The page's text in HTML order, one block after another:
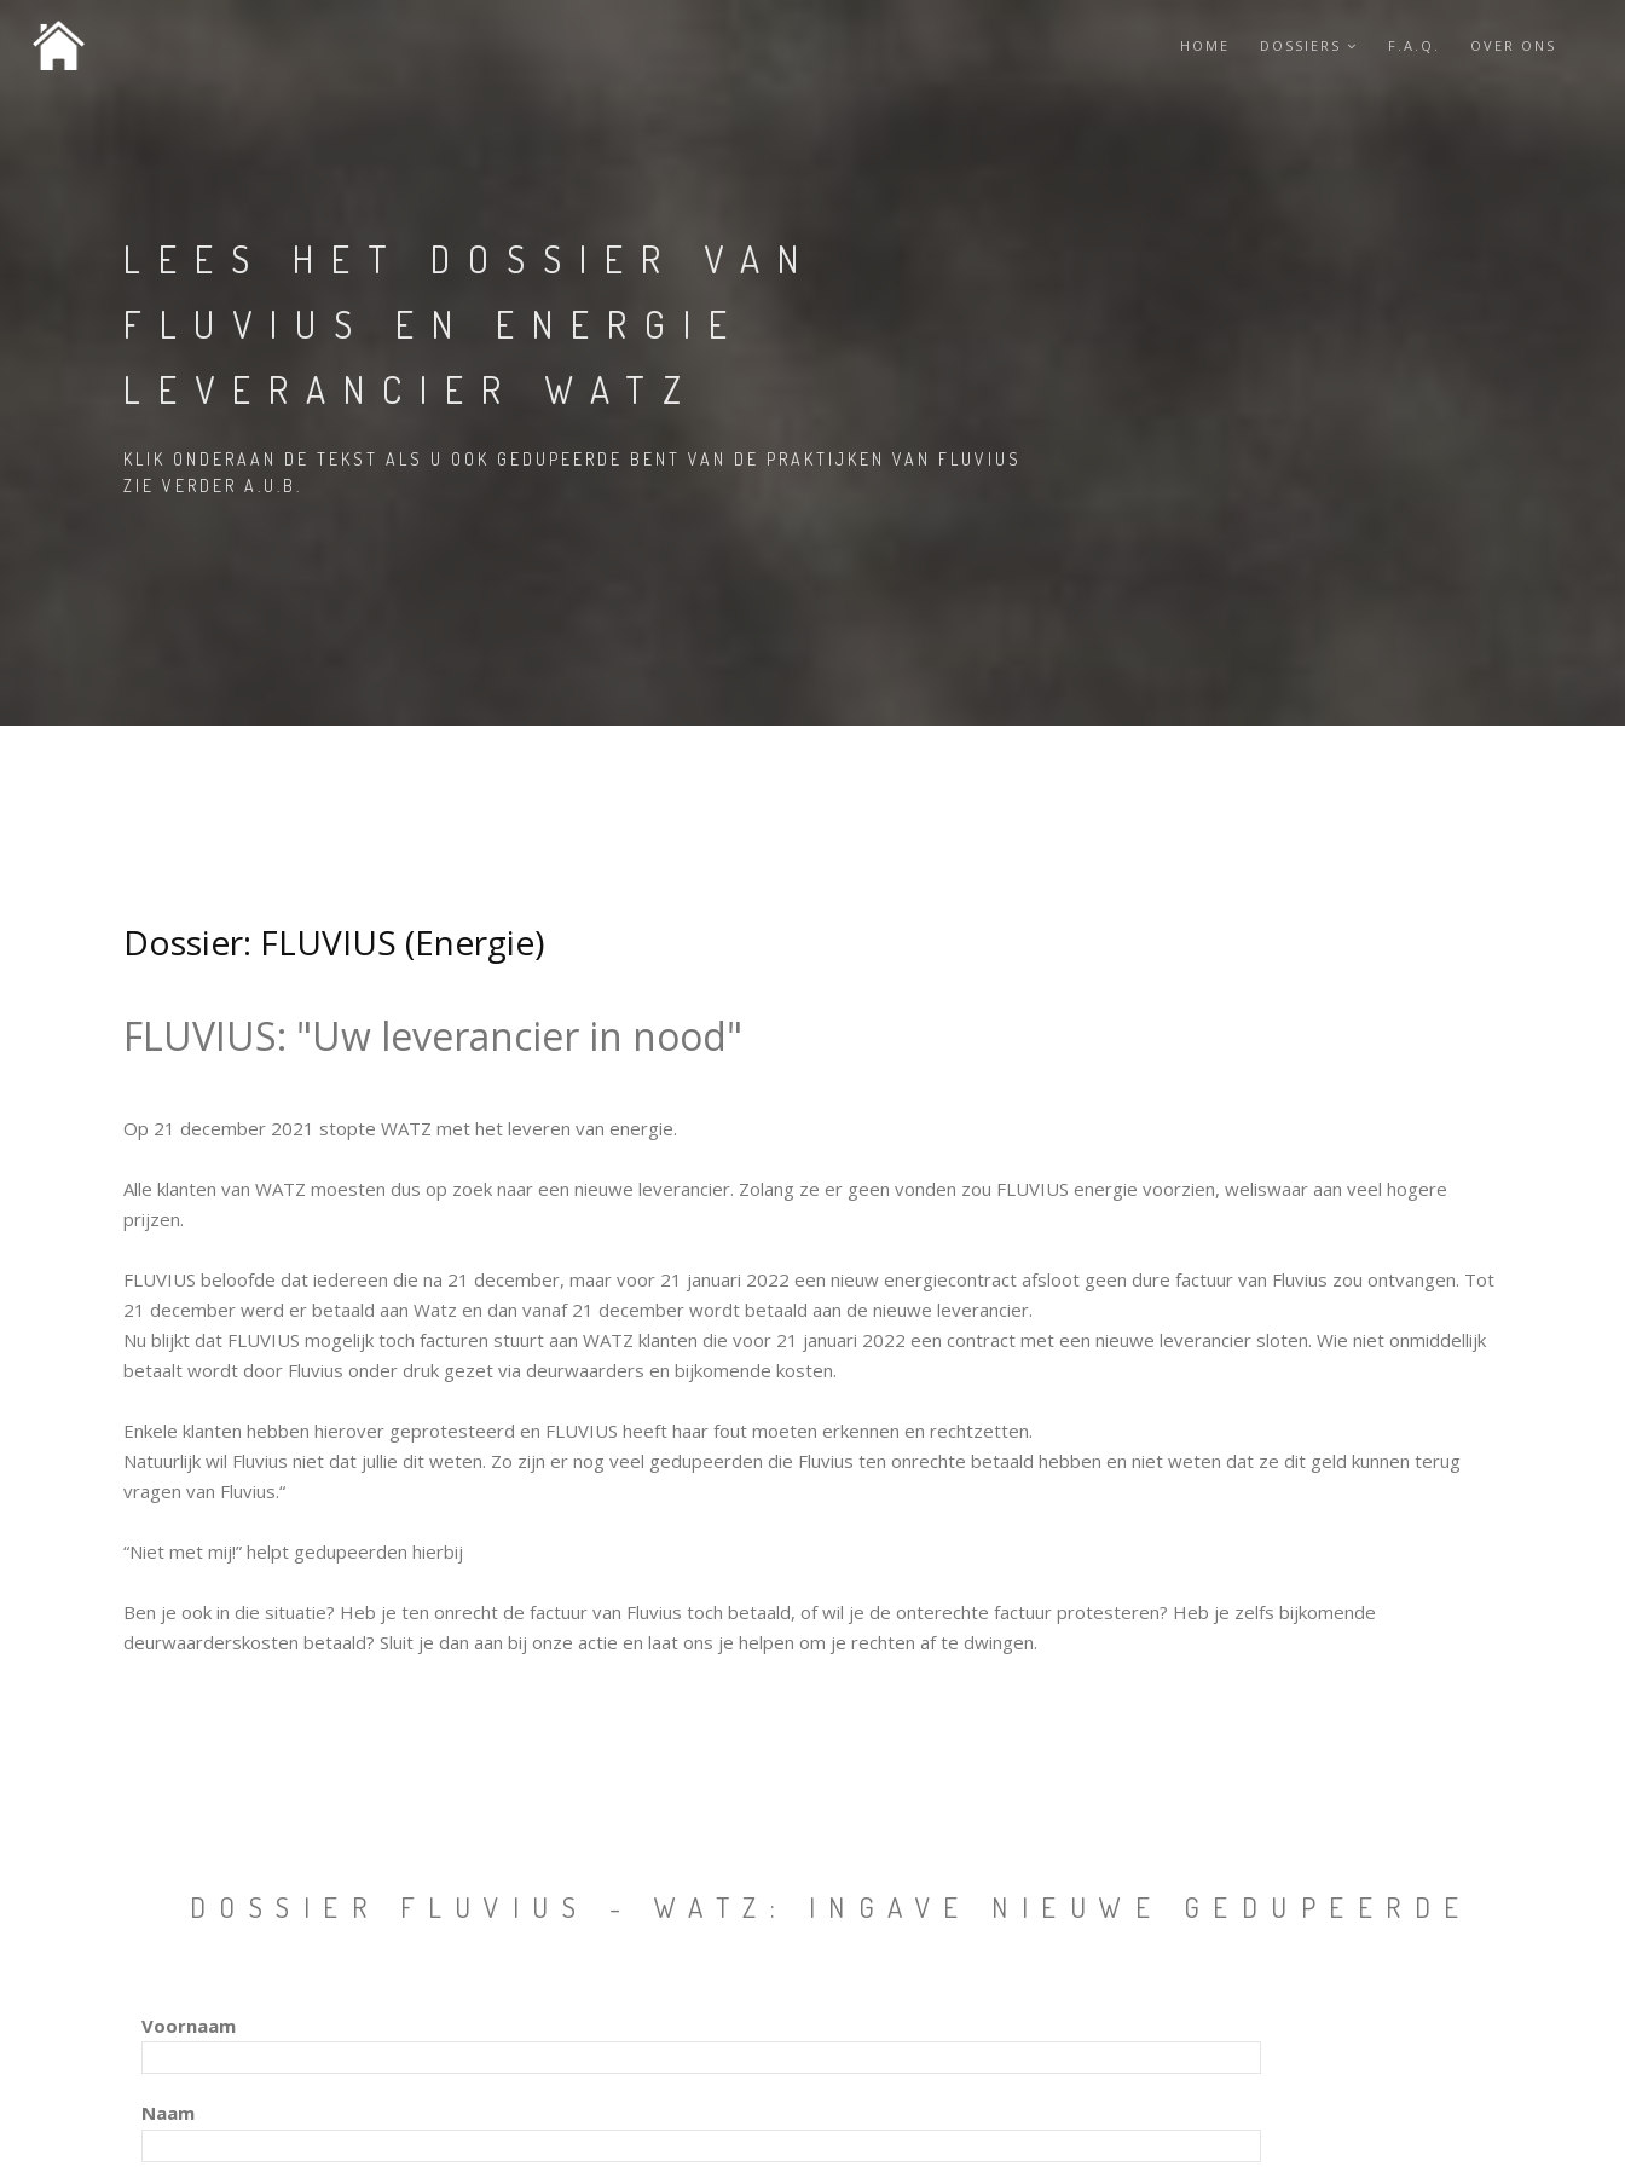
HOME DOSSIERS F.A.Q. OVER ONS
LEES HET DOSSIER VAN
FLUVIUS EN ENERGIE
LEVERANCIER WATZ
KLIK ONDERAAN DE TEKST ALS U OOK GEDUPEERDE BENT VAN DE PRAKTIJKEN VAN FLUVIUS
ZIE VERDER A.U.B.
Dossier: FLUVIUS (Energie)
FLUVIUS: "Uw leverancier in nood"
Op 21 december 2021 stopte WATZ met het leveren van energie.
Alle klanten van WATZ moesten dus op zoek naar een nieuwe leverancier. Zolang ze er geen vonden zou FLUVIUS energie voorzien, weliswaar aan veel hogere
prijzen.
FLUVIUS beloofde dat iedereen die na 21 december, maar voor 21 januari 2022 een nieuw energiecontract afsloot geen dure factuur van Fluvius zou ontvangen. Tot
21 december werd er betaald aan Watz en dan vanaf 21 december wordt betaald aan de nieuwe leverancier.
Nu blijkt dat FLUVIUS mogelijk toch facturen stuurt aan WATZ klanten die voor 21 januari 2022 een contract met een nieuwe leverancier sloten. Wie niet onmiddellijk
betaalt wordt door Fluvius onder druk gezet via deurwaarders en bijkomende kosten.
Enkele klanten hebben hierover geprotesteerd en FLUVIUS heeft haar fout moeten erkennen en rechtzetten.
Natuurlijk wil Fluvius niet dat jullie dit weten. Zo zijn er nog veel gedupeerden die Fluvius ten onrechte betaald hebben en niet weten dat ze dit geld kunnen terug
vragen van Fluvius.“
“Niet met mij!” helpt gedupeerden hierbij
Ben je ook in die situatie? Heb je ten onrecht de factuur van Fluvius toch betaald, of wil je de onterechte factuur protesteren? Heb je zelfs bijkomende
deurwaarderskosten betaald? Sluit je dan aan bij onze actie en laat ons je helpen om je rechten af te dwingen.
DOSSIER FLUVIUS - WATZ: INGAVE NIEUWE GEDUPEERDE
Voornaam
Naam